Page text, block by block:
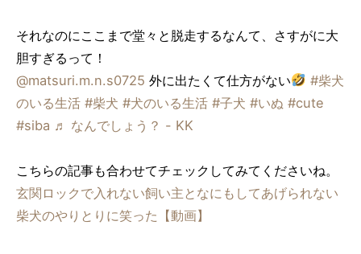
それなのにここまで堂々と脱走するなんて、さすがに大
胆すぎるって！
@matsuri.m.n.s0725 外に出たくて仕方がない
#柴犬
のいる生活 #柴犬 #犬のいる生活 #子犬 #いぬ #cute
#siba ♬ なんでしょう？ - KK
こちらの記事も合わせてチェックしてみてくださいね。
玄関ロックで入れない飼い主となにもしてあげられない
柴犬のやりとりに笑った【動画】